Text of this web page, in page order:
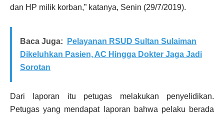
dan HP milik korban,” katanya, Senin (29/7/2019).
Baca Juga:
Pelayanan RSUD Sultan Sulaiman
Dikeluhkan Pasien, AC Hingga Dokter Jaga Jadi
Sorotan
Dari laporan itu petugas melakukan penyelidikan.
Petugas yang mendapat laporan bahwa pelaku berada